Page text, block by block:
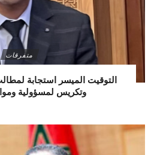
متفرقات
التوقيت الميسر استجابة
وتكريس لمسؤولية